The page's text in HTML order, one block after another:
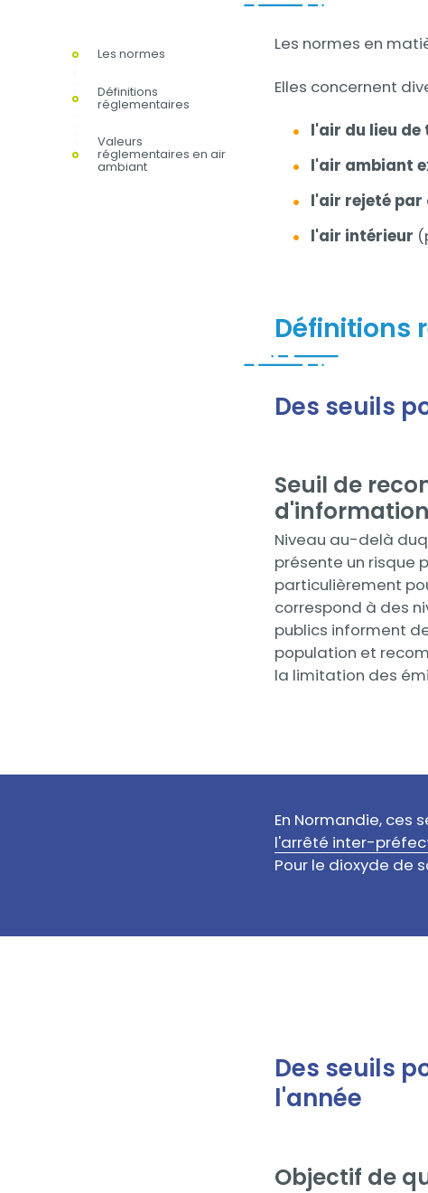
Les normes
Définitions
réglementaires
Valeurs
réglementaires en air
ambiant
Contenu
Les normes en
Elles concernent
l'air du lieu
l'air ambiant
l'air rejeté
l'air intérieur
Définitions
Contenu
Des seuils
Contenu
Seuil de
d'information
Niveau au-delà
présente un risque
particulièrement
correspond à des
publics informent
population et
la limitation des
Texte
En Normandie, ces
l'arrêté inter-
Pour le dioxyde de
Contenu
Des seuils
l'année
Contenu
Objectif de